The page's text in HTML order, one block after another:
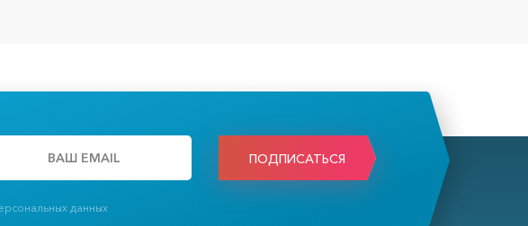
ПОДПИСАТЬСЯ
данных